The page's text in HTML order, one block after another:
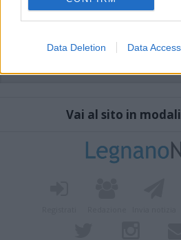
Data Deletion Data Access
Vai al sito in